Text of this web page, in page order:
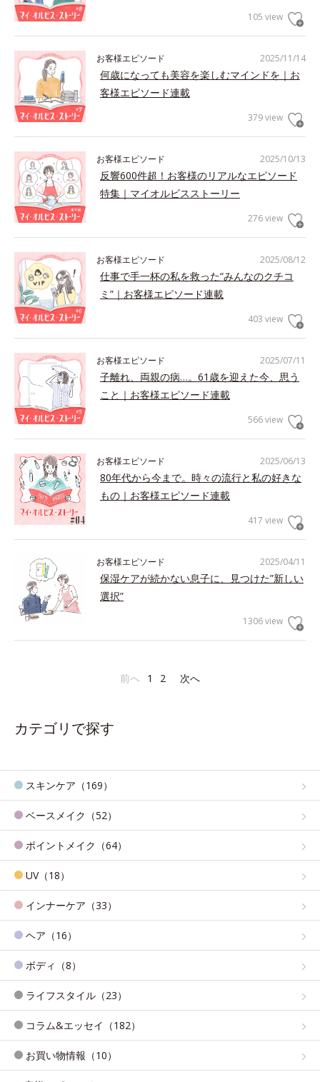
105 view
2025/11/14
お客様エピソード
何歳になっても美容を楽しむマインドを｜お
客様エピソード連載
379 view
2025/10/13
お客様エピソード
反響600件超！お客様のリアルなエピソード
特集｜マイオルビスストーリー
276 view
2025/08/12
お客様エピソード
仕事で手一杯の私を救った“みんなのクチコ
ミ”｜お客様エピソード連載
403 view
2025/07/11
お客様エピソード
子離れ、両親の病…。61歳を迎えた今、思う
こと｜お客様エピソード連載
566 view
2025/06/13
お客様エピソード
80年代から今まで。時々の流行と私の好きな
もの｜お客様エピソード連載
417 view
2025/04/11
お客様エピソード
保湿ケアが続かない息子に、見つけた”新しい
選択”
1306 view
前へ 1 2 次へ
カテゴリで探す
スキンケア（169）
ベースメイク（52）
ポイントメイク（64）
UV（18）
インナーケア（33）
ヘア（16）
ボディ（8）
ライフスタイル（23）
コラム&エッセイ（182）
お買い物情報（10）